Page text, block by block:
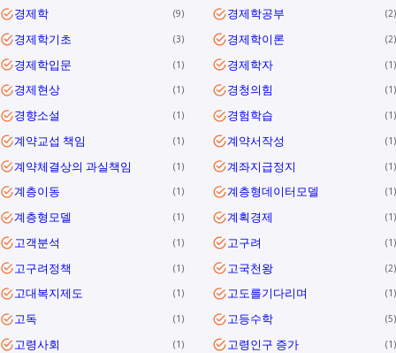
경제학 9 경제학공부 2
경제학기초 3 경제학이론 2
경제학입문 1 경제학자 1
경제현상 1 경청의힘 1
경향소설 1 경험학습 1
계약교섭 책임 1 계약서작성 1
계약체결상의 과실책임 1 계좌지급정지 1
계층이동 1 계층형데이터모델 1
계층형모델 1 계획경제 1
고객분석 1 고구려 1
고구려정책 1 고국천왕 2
고대복지제도 1 고도를기다리며 1
고독 1 고등수학 5
고령사회 1 고령인구 증가 1